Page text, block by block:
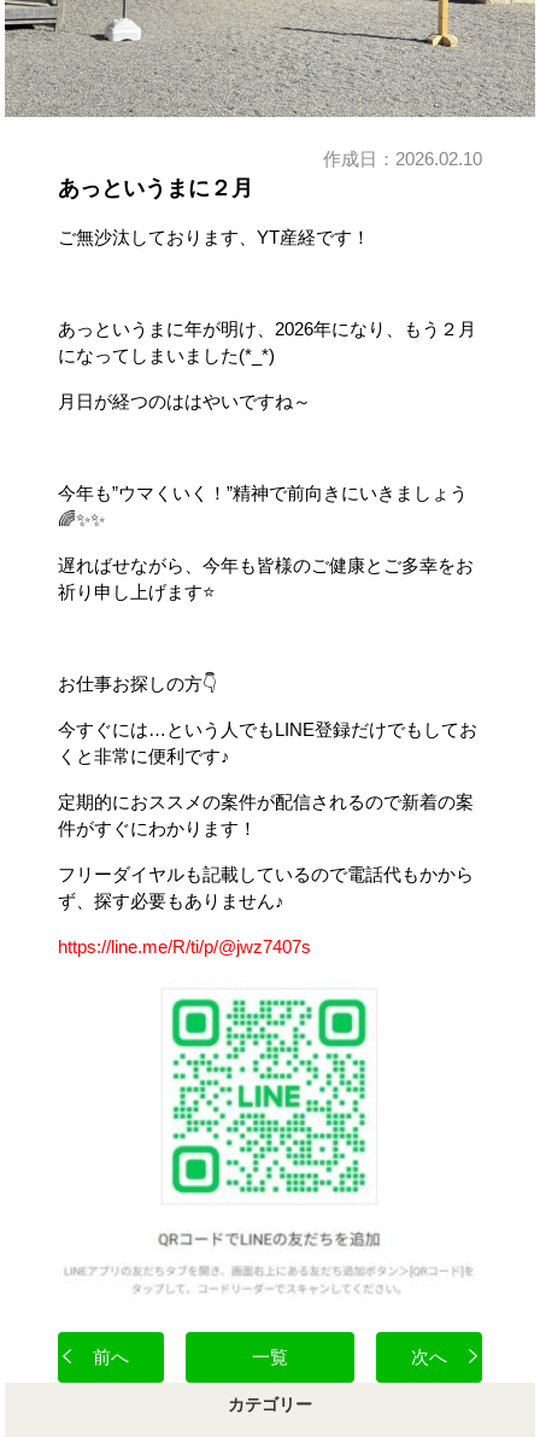
作成日： 2026.02.10
あっというまに２月
ご無沙汰しております、YT産経です！
あっというまに年が明け、2026年になり、もう２月
になってしまいました(*_*)
月日が経つのははやいですね～
今年も”ウマくいく！”精神で前向きにいきましょう
🌈✨✨
遅ればせながら、今年も皆様のご健康とご多幸をお
祈り申し上げます⭐
お仕事お探しの方👇
今すぐには…という人でもLINE登録だけでもしてお
くと非常に便利です♪
定期的におススメの案件が配信されるので新着の案
件がすぐにわかります！
フリーダイヤルも記載しているので電話代もかから
ず、探す必要もありません♪
https://line.me/R/ti/p/@jwz7407s
前へ 一覧 次へ
カテゴリー